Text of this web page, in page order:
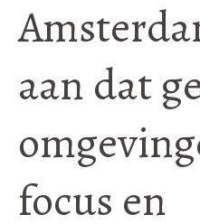
aan dat
focus en